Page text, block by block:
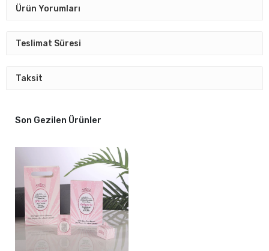
Ürün Yorumları
Teslimat Süresi
Taksit
Son Gezilen Ürünler